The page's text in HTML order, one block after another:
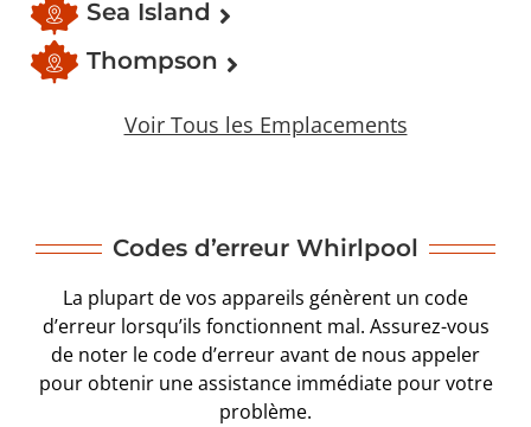
Sea Island
Thompson
Voir Tous les Emplacements
Codes d’erreur Whirlpool
La plupart de vos appareils génèrent un code
d’erreur lorsqu’ils fonctionnent mal. Assurez-vous
de noter le code d’erreur avant de nous appeler
pour obtenir une assistance immédiate pour votre
problème.